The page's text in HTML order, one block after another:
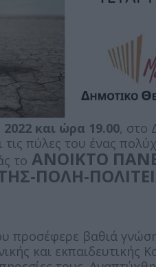
και ώρα 19.00, στο
πύλες του ένας
το ΑΝΟΙΚΤΟ
ΠΟΛΗ-
προσέφερε βαθιά
και εκπαιδευτικής